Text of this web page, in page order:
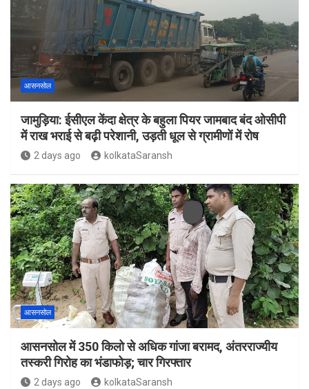
आसनसोल
जामुड़िया: ईसीएल केंदा क्षेत्र के बहुला पियर जामबाद बंद ओसीपी
में राख भराई से बढ़ी परेशानी, उड़ती धूल से ग्रामीणों में रोष
2 days ago kolkataSaransh
आसनसोल
आसनसोल में 350 किलो से अधिक गांजा बरामद, अंतरराज्यीय
तस्करी गिरोह का भंडाफोड़; चार गिरफ्तार
2 days ago kolkataSaransh